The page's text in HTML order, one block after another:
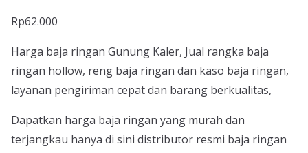
Rp62.000
Harga baja ringan Gunung Kaler, Jual rangka baja
ringan hollow, reng baja ringan dan kaso baja ringan,
layanan pengiriman cepat dan barang berkualitas,
Dapatkan harga baja ringan yang murah dan
terjangkau hanya di sini distributor resmi baja ringan